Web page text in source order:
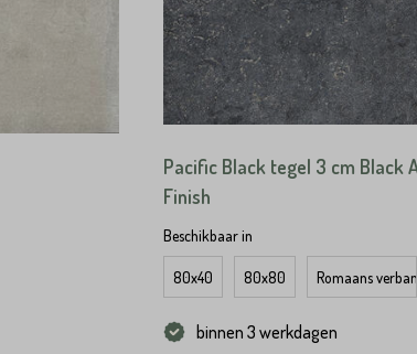
Pacific Black tegel 3 cm Black
Finish
Beschikbaar in
80x40 80x80 Romaans verband
binnen 3 werkdagen